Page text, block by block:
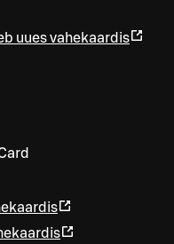
uues vahekaardis